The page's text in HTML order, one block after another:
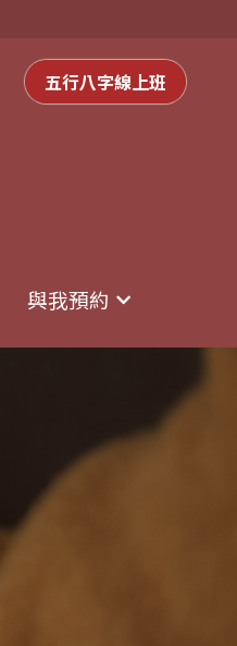
與我預約
五行八字線上班
與我預約
五行八字線上班